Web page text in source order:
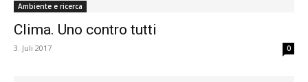
Ambiente e ricerca
Clima. Uno contro tutti
3. Juli 2017 0